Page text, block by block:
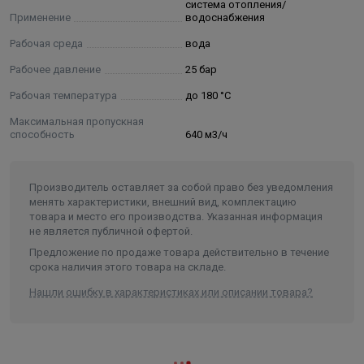
свои свойства под воздействием высоких температур
и давлений. Уплотнение штока кранов JiP Premium
состоит из нескольких слоев тефлона и графита и
гарантирует полную герметичность и неограниченный
срок службы данного узла крана в условиях высоких и
изменяющихся температур.
Само-обжимная конструкция уплотнения шара,
армированного углеволокном, обеспечивает
необходимую герметичность закрытия крана и
оптимальный крутящий момент, требуемый для
В базовом исполнении краны имеют стандартный
способностью по сравнению с аналогами благодаря
Применение
система отопления/
водоснабжения
Рабочая среда вода
Рабочее давление 25 бар
Рабочая температура до 180 °С
Максимальная пропускная
способность
640 м3/ч
Производитель оставляет за собой право без уведомления
менять характеристики, внешний вид, комплектацию
товара и место его производства. Указанная информация
не является публичной офертой.
Предложение по продаже товара действительно в течение
срока наличия этого товара на складе.
Нашли ошибку в характеристиках или описании товара?